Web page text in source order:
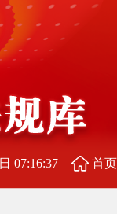
07:16:37 首页